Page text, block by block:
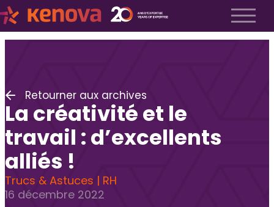
Notre équipe
Espace Kenova
Liste Métiers
Employeurs
Notre approche
Recrutement exécutif
Recrutement TI
Retourner aux archives
La créativité et le
travail : d’excellents
alliés !
Trucs & Astuces | RH
16 décembre 2022